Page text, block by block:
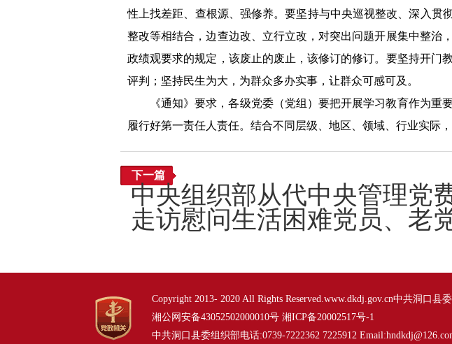
性上找差距、查根源、强修养。要坚持与中央巡视整改、深入贯
整改等相结合，边查边改、立行立改，对突出问题开展集中整治
政绩观要求的规定，该废止的废止，该修订的修订。要坚持开门
评判；坚持民生为大，为群众多办实事，让群众可感可及。
《通知》要求，各级党委（党组）要把开展学习教育作为
履行好第一责任人责任。结合不同层级、地区、领域、行业实际
下一篇
中央组织部从代中央管理党
走访慰问生活困难党员、老
Copyright 2013- 2020 All Rights Reserved.www.dkdj.gov.cn中共洞口县
湘公网安备43052502000010号 湘ICP备20002517号-1
中共洞口县委组织部电话:0739-7222362 7225912